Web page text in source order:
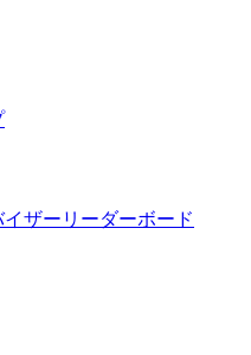
ザーリーダーボード